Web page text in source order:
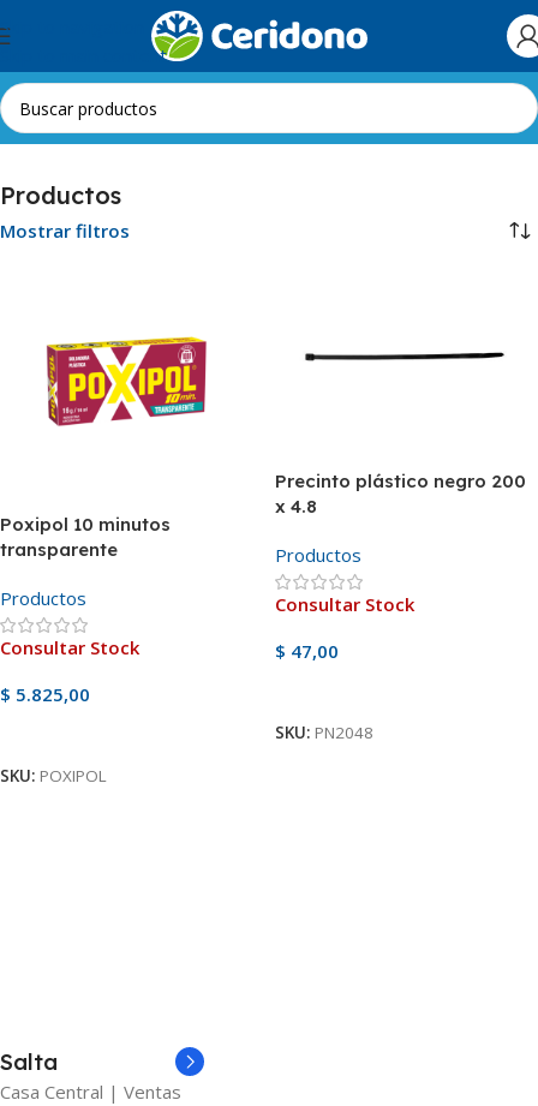
Skip to navigation
Skip to main content
Inicio Herramientas e Insumos Productos
Productos
Mostrar filtros
Poxipol 10 minutos
transparente
Productos
Consultar Stock
$ 5.825,00
SKU: POXIPOL
Precinto plástico negro 200
x 4.8
Productos
Consultar Stock
$ 47,00
SKU: PN2048
Salta
Casa Central | Ventas